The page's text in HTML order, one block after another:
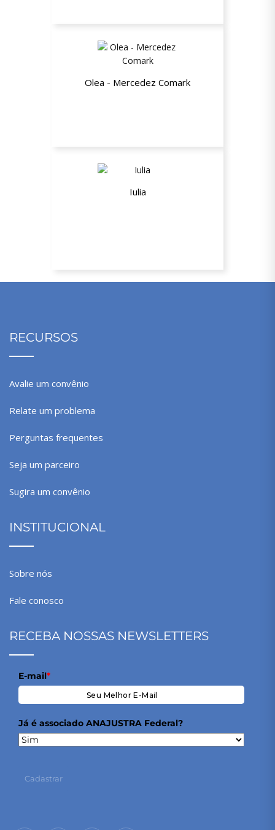
Olea - Mercedez Comark
Iulia
RECURSOS
Avalie um convênio
Relate um problema
Perguntas frequentes
Seja um parceiro
Sugira um convênio
INSTITUCIONAL
Sobre nós
Fale conosco
RECEBA NOSSAS NEWSLETTERS
E-mail*
Já é associado ANAJUSTRA Federal?
Cadastrar